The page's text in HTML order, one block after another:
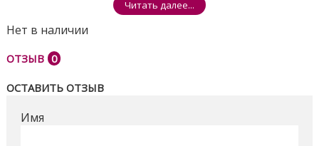
м'якого матеріалу, що робить пересування малюка в
ходунках менш гучним. Також ходунки оснащені
безпеки завжди захистить від ударів ніжками. А
дитину, коли захочеться відпочити від пересувань.
Розміри ящика - 60*13,5*72см
Читать далее...
Нет в наличии
ОТЗЫВ 0
ОСТАВИТЬ ОТЗЫВ
Имя